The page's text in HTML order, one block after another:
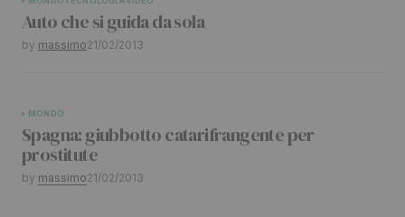
Auto che si guida da sola
by massimo21/02/2013
MONDO
Spagna: giubbotto catarifrangente per
prostitute
by massimo21/02/2013